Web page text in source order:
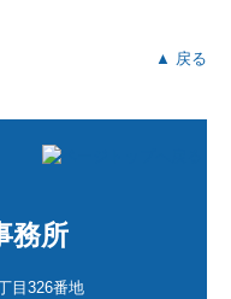
▲ 戻る
目326番地